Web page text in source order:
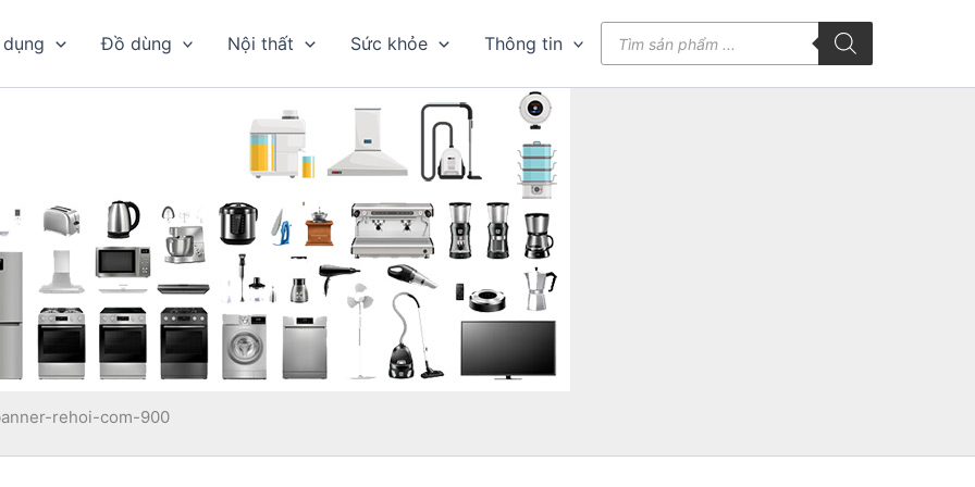
Đồ dùng Nội thất Sức khỏe Thông tin
kiếm
rehoi-com-900